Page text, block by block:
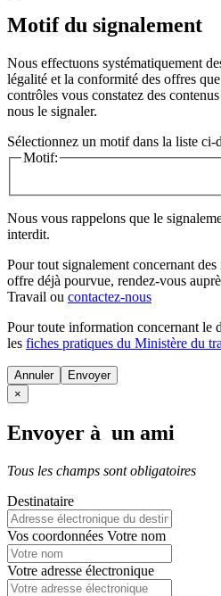
Motif du signalement
Nous effectuons systématiquement
légalité et la conformité des offres
contrôles vous constatez des
nous le signaler.
Sélectionnez un motif dans la liste ci-
Motif:
Nous vous rappelons que le
interdit.
Pour tout signalement concernant des
offre déjà pourvue, rendez-vous
Travail ou contactez-nous
Pour toute information concernant le
les fiches pratiques du Ministère du
Annuler
×
Envoyer à un ami
Tous les champs sont obligatoires
Destinataire
Vos coordonnées Votre nom
Votre adresse électronique